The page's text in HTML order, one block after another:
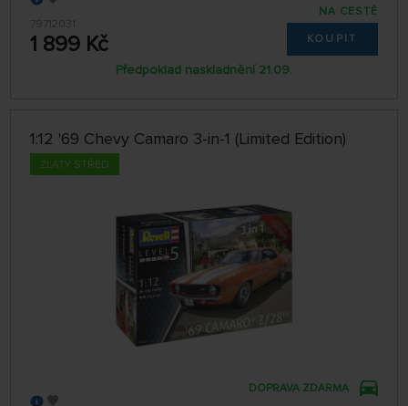
79712031
1 899 Kč
NA CESTĚ
KOUPIT
Předpoklad naskladnění 21.09.
1:12 '69 Chevy Camaro 3-in-1 (Limited Edition)
ZLATÝ STŘED
DOPRAVA ZDARMA